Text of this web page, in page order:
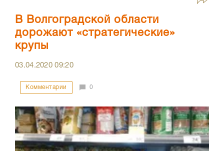
В Волгоградской области
дорожают «стратегические»
крупы
03.04.202009:20
Комментарии 0